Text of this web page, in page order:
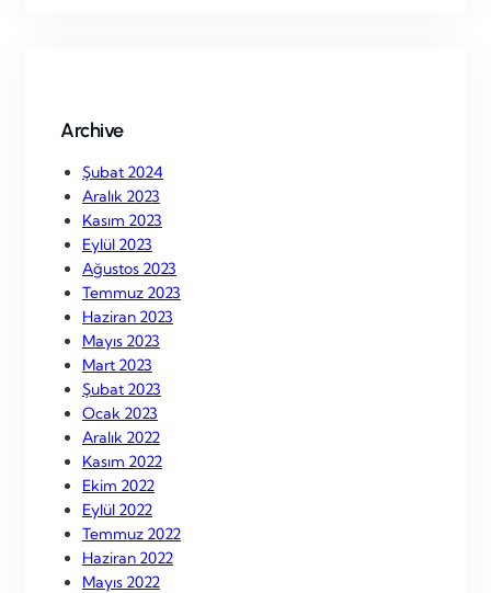
Archive
Şubat 2024
Aralık 2023
Kasım 2023
Eylül 2023
Ağustos 2023
Temmuz 2023
Haziran 2023
Mayıs 2023
Mart 2023
Şubat 2023
Ocak 2023
Aralık 2022
Kasım 2022
Ekim 2022
Eylül 2022
Temmuz 2022
Haziran 2022
Mayıs 2022